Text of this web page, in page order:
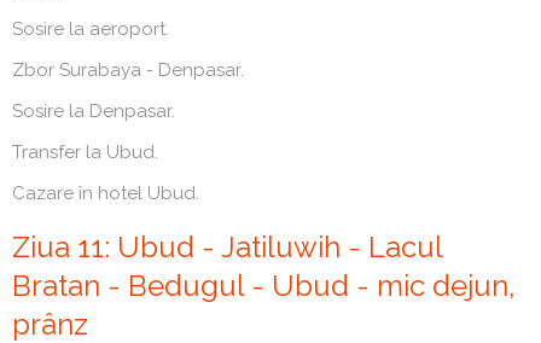
Sosire la aeroport.
Zbor Surabaya - Denpasar.
Sosire la Denpasar.
Transfer la Ubud.
Cazare în hotel Ubud.
Ziua 11: Ubud - Jatiluwih - Lacul
Bratan - Bedugul - Ubud - mic dejun,
prânz